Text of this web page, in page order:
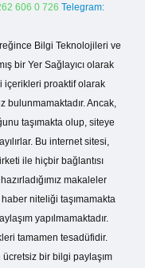
606 0 726 Telegram:
Bilgi Teknolojileri ve
bir Yer Sağlayıcı olarak
içerikleri proaktif olarak
bulunmamaktadır. Ancak,
taşımakta olup, siteye
Bu internet sitesi,
ile hiçbir bağlantısı
makaleler
niteliği taşımamakta
yapılmamaktadır.
tamamen tesadüfidir.
bir bilgi paylaşım